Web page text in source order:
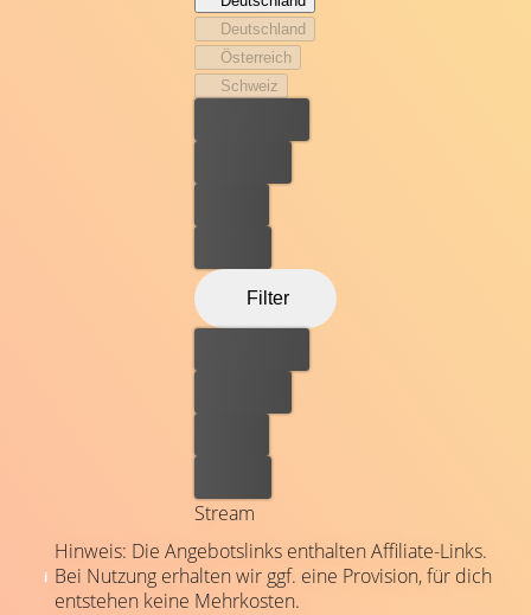
aber ihr Hauptinteresse gilt nicht der Rettung der Welt,
sondern der ihrer Wohnung und der Bewältigung ihres
Deutschland
Österreich
Schweiz
Filter
Stream
Hinweis: Die Angebotslinks enthalten Affiliate-Links.
Bei Nutzung erhalten wir ggf. eine Provision, für dich
entstehen keine Mehrkosten.